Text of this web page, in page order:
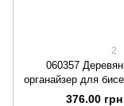
2
060357
органайзер для
ячеек с прозрачной
376.00 грн